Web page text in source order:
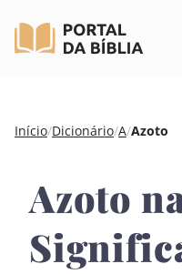
Pular
conteúdo
Início/Dicionário/A/Azoto
Azoto